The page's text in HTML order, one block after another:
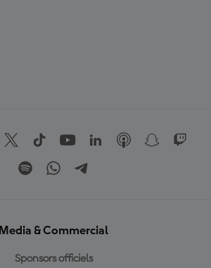
Media & Commercial
Sponsors officiels